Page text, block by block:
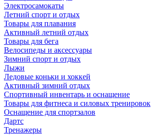
Электросамокаты
Летний спорт и отдых
Товары для плавания
Активный летний отдых
Товары для бега
Велосипеды и аксессуары
Зимний спорт и отдых
Лыжи
Ледовые коньки и хоккей
Активный зимний отдых
Спортивный инвентарь и оснащение
Товары для фитнеса и силовых тренировок
Оснащение для спортзалов
Дартс
Тренажеры